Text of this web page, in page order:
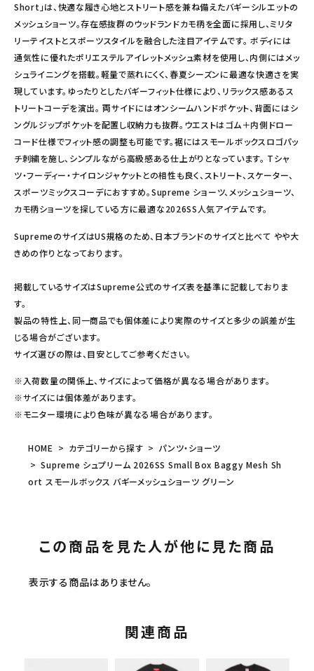
Short」は、快適な履き心地とストリート感を兼ね備えたバギーシルエットの
メッシュショーツ。存在感抜群のウッドランドカモ柄を全面に採用し、ミリタ
リーテイストとスポーツスタイルを融合した注目アイテムです。 ボディには
通気性に優れたポリエステルアイレットメッシュ素材を使用し、内側にはメッ
シュライニングを搭載。軽量で蒸れにくく、春夏シーズンに最適な快適さを実
現しています。ゆったりとしたバギーフィット仕様により、リラックス感あるス
トリートコーデを演出。 両サイドにはオンシームハンドポケット、背面にはシ
ングルジップポケットを配置し収納力も抜群。ウエストはゴム＋内側ドロー
コード仕様でフィット感の調整も可能です。裾にはスモールボックスロゴパッ
チ刺繍を施し、シンプルながら高級感ある仕上がりとなっています。 Tシャ
ツ・フーディー・ナイロンジャケットとの相性も良く、ストリート、スケーター、
スポーツミックスコーデにおすすめ。Supreme ショーツ、メッシュショーツ、
カモ柄ショーツを探している方に最適な2026SS人気アイテムです。
SupremeのサイズはUS規格のため、日本ブランドのサイズと比べて やや大
きめの作りとなっております。
掲載しているサイズはSupreme公式のサイズ表を基準に記載しておりま
す。
製品の特性上、同一商品でも個体差により実際のサイズと多少の誤差が生
じる場合がございます。
サイズ選びの際は、目安としてご参考ください。
※入荷数量の関係上、サイズによって価格が異なる場合があります。
※サイズには個体差があります。
※モニター環境により色味が異なる場合があります。
HOME カテゴリーから探す
パンツ・ショーツ
Supreme シュプリーム 2026SS Small Box Baggy Mesh Sh
ort スモールボックス バギーメッシュショーツ グリーン
この商品を見た人が他に見た商品
表示する商品はありません。
関連商品